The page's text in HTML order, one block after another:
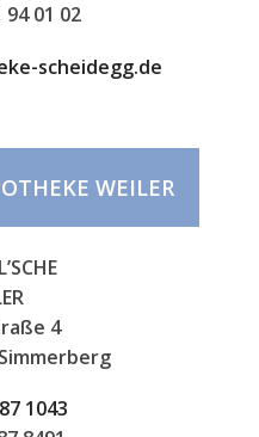
94 01 02
scheidegg.de
WEILER
4
1043